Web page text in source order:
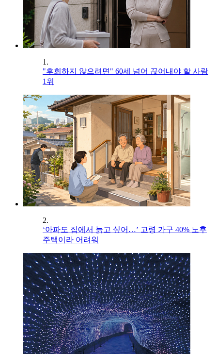
1.
"후회하지 않으려면" 60세 넘어 끊어내야 할 사람
1위
2.
‘아파도 집에서 늙고 싶어…’ 고령 가구 40% 노후
주택이라 어려워